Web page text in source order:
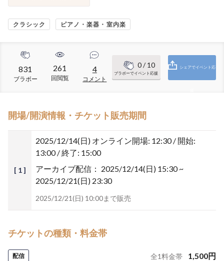
クラシック ピアノ・楽器・室内楽
831
ブラボー
261
回閲覧
4
コメント
0/ 10
ブラボーでイベント応援
シェアでイベント応
開場/開演情報・チケット販売期間
[ 1 ]
2025/12/14(日) オンライン開場: 12:30 / 開始:
13:00 / 終了: 15:00
アーカイブ配信： 2025/12/14(日) 15:30 ~
2025/12/21(日) 23:30
2025/12/21(日) 10:00まで販売
チケットの種類・料金帯
配信 全1料金帯 1,500円